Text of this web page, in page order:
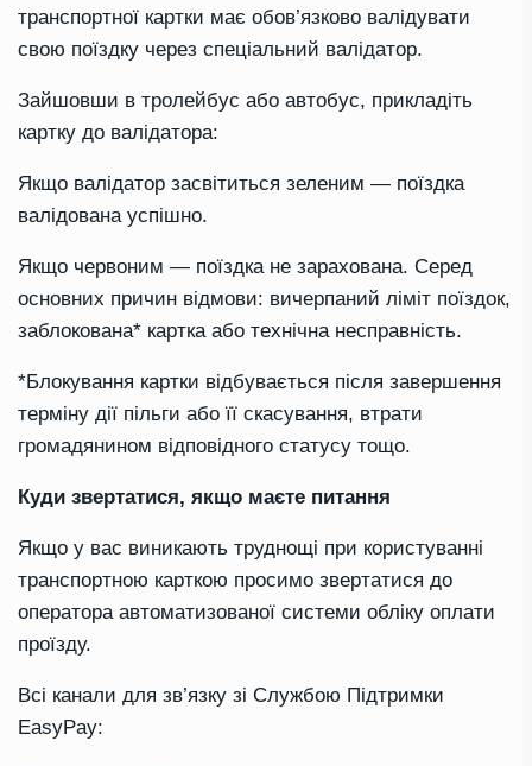
транспортної картки має обов’язково валідувати
свою поїздку через спеціальний валідатор.
Зайшовши в тролейбус або автобус, прикладіть
картку до валідатора:
Якщо валідатор засвітиться зеленим — поїздка
валідована успішно.
Якщо червоним — поїздка не зарахована. Серед
основних причин відмови: вичерпаний ліміт поїздок,
заблокована* картка або технічна несправність.
*Блокування картки відбувається після завершення
терміну дії пільги або її скасування, втрати
громадянином відповідного статусу тощо.
Куди звертатися, якщо маєте питання
Якщо у вас виникають труднощі при користуванні
транспортною карткою просимо звертатися до
оператора автоматизованої системи обліку оплати
проїзду.
Всі канали для зв’язку зі Службою Підтримки
EasyPay: